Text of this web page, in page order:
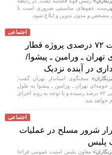
فهرست عفوهای مناسبتی ضروری است با
و مدون تدوین و ابلاغ شود.
اجتماعی
پیشرفت ۷۲ درصدی پروژه قطار
تهران ـ ورامین ـ پیشوا/
در آینده نزدیک
سخنگوی استاندار تهران گفت:
حومه‌ای تهران ـ ورامین ـ پیشوا به طول
۵۰ کیلومتر و با ۱۱ ایستگاه به پیشرفت فیزیکی ۷۲ درصد رسیده و با توجه به روند اجرای
خواهد شد.
اجتماعی
شرور مسلح در عملیات
پلیس
معاون پلیس امنیت عمومی فراجا